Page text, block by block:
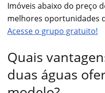
Imóveis abaixo do preço
melhores oportunidades
Acesse o grupo gratuito!
Quais
duas águas